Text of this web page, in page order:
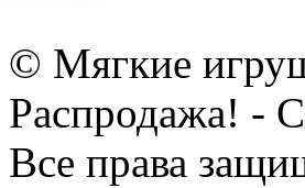
© Мягкие
Распродажа! -
Все права